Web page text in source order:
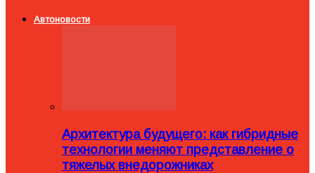
Автоновости
Архитектура будущего: как гибридные
технологии меняют представление о
тяжелых внедорожниках